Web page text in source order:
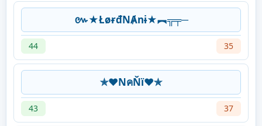
៚★ŁøɍđNȺnɨ★︻╦╤─
44 35
✯♥NคŇï♥✯
43 37